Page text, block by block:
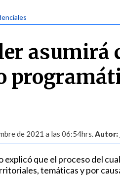
asumirá
de 2021 a las 06:54hrs.Autor:
explicó que el proceso del
temáticas y por